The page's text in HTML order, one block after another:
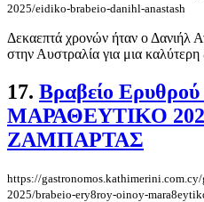
2025/eidiko-brabeio-danihl-anastash
Δεκαεπτά χρονών ήταν ο Δανιήλ
στην Αυστραλία για μια
17. Βραβείο
ΜΑΡΑΘΕΥΤΙΚΟ
ΖΑΜΠΑΡΤΑΣ
https://
2025/brabeio-ery8roy-oinoy-